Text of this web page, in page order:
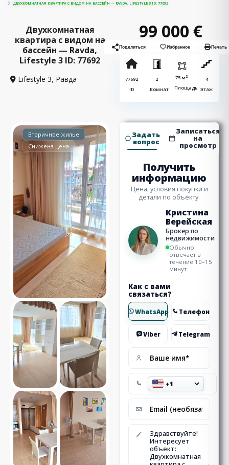
ДВУХКОМНАТНАЯ КВАРТИРА С ВИДОМ НА БАССЕЙН — RAVDA, LIFESTYLE 3 ID: 77692
Двухкомнатная
квартира с видом на
бассейн — Ravda,
Lifestyle 3 ID: 77692
Lifestyle 3, Равда
99 000 €
Поделиться Избранное Печать
77692
ID
2
Комнат
75 м2
Площадь
4
Этаж
Вторичное жилье
Снижена цена
Задать
вопрос
Записаться
на
просмотр
Получить
информацию
Цена, условия покупки и
детали по объекту.
Кристина
Верейская
Брокер по
недвижимости
Обычно
отвечает в
течение 10–15
минут
Как с вами
связаться?
WhatsApp Телефон
Viber Telegram